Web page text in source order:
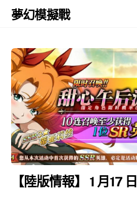
Skip
夢幻模擬戰
【陸版情報】 1 月17